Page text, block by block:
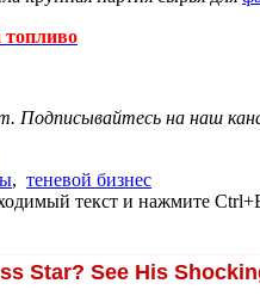
Подписывайтесь на наш
, теневой бизнес
текст и нажмите